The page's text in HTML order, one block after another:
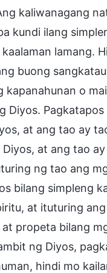
kaliwanagang
kundi ilang
lamang.
buong
kapanahunan o
Diyos.
at ang tao ay
at ang tao
ng tao ang
bilang simpleng
at ituturing
propeta bilang
ng Diyos,
hindi mo